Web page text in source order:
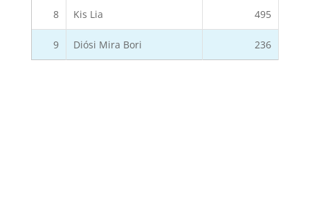
8 Kis Lia 495
9 Diósi Mira Bori 236